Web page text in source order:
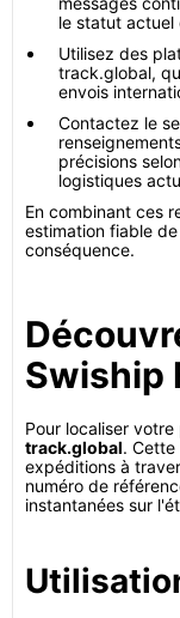
le statut
Utilisez des
track.global,
envois
Contactez le
précisions
logistiques
En combinant ces
estimation fiable
conséquence.
Swiship
Pour localiser
track.global.
expéditions à
numéro de
instantanées sur